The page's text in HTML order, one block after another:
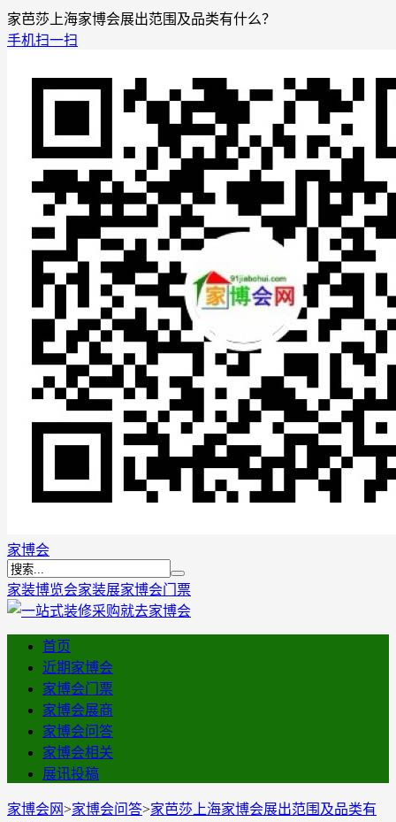
家芭莎上海家博会展出范围及品类有什么？
手机扫一扫
家博会
家装博览会家装展家博会门票
首页
近期家博会
家博会门票
家博会展商
家博会问答
家博会相关
展讯投稿
家博会网>家博会问答>家芭莎上海家博会展出范围及品类有